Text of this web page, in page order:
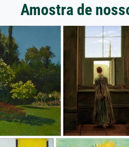
Amostra de